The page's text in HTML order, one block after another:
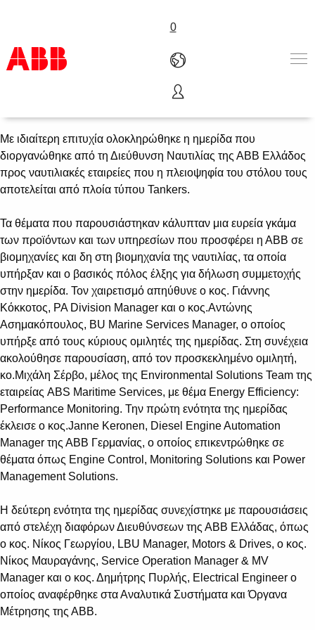
0
Προϊόντα & Λύσεις
Βιομηχανίες
Υπηρεσίες
Καριέρα
Γνωρίστε μας
Suggestions
Ημερίδα "Tanker Day 2013"
Με ιδιαίτερη επιτυχία ολοκληρώθηκε η ημερίδα που
διοργανώθηκε από τη Διεύθυνση Ναυτιλίας της ΑΒΒ Ελλάδος
προς ναυτιλιακές εταιρείες που η πλειοψηφία του στόλου τους
αποτελείται από πλοία τύπου Tankers.
Τα θέματα που παρουσιάστηκαν κάλυπταν μια ευρεία γκάμα
των προϊόντων και των υπηρεσίων που προσφέρει η ΑΒΒ σε
βιομηχανίες και δη στη βιομηχανία της ναυτιλίας, τα οποία
υπήρξαν και ο βασικός πόλος έλξης για δήλωση συμμετοχής
στην ημερίδα. Τον χαιρετισμό απηύθυνε ο κος. Γιάννης
Κόκκοτος, PA Division Manager και ο κος.Αντώνης
Ασημακόπουλος, BU Marine Services Manager, ο οποίος
υπήρξε από τους κύριους ομιλητές της ημερίδας. Στη συνέχεια
ακολούθησε παρουσίαση, από τον προσκεκλημένο ομιλητή,
κο.Μιχάλη Σέρβο, μέλος της Environmental Solutions Team της
εταιρείας ABS Maritime Services, με θέμα Energy Efficiency:
Performance Monitoring. Την πρώτη ενότητα της ημερίδας
έκλεισε ο κος.Janne Keronen, Diesel Engine Automation
Manager της ΑΒΒ Γερμανίας, ο οποίος επικεντρώθηκε σε
θέματα όπως Engine Control, Monitoring Solutions και Power
Management Solutions.
Η δεύτερη ενότητα της ημερίδας συνεχίστηκε με παρουσιάσεις
από στελέχη διαφόρων Διευθύνσεων της ΑΒΒ Ελλάδας, όπως
ο κος. Νίκος Γεωργίου, LBU Manager, Motors & Drives, o κος.
Νίκος Μαυραγάνης, Service Operation Manager & MV
Manager και ο κος. Δημήτρης Πυρλής, Electrical Engineer ο
οποίος αναφέρθηκε στα Αναλυτικά Συστήματα και Όργανα
Μέτρησης της ΑΒΒ.